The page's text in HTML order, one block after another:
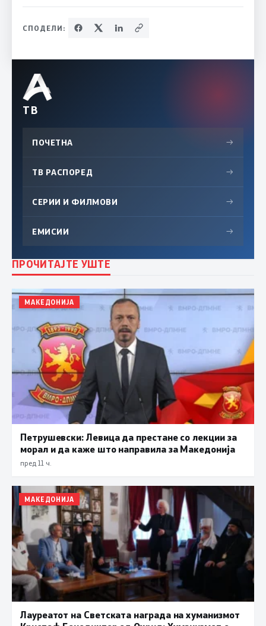
СПОДЕЛИ:
ТВ
ПОЧЕТНА →
ТВ РАСПОРЕД →
СЕРИИ И ФИЛМОВИ →
ЕМИСИИ →
ПРОЧИТАЈТЕ УШТЕ
МАКЕДОНИЈА
Петрушевски: Левица да престане со лекции за
морал и да каже што направила за Македонија
пред 11 ч.
МАКЕДОНИЈА
Лауреатот на Светската награда на хуманизмот